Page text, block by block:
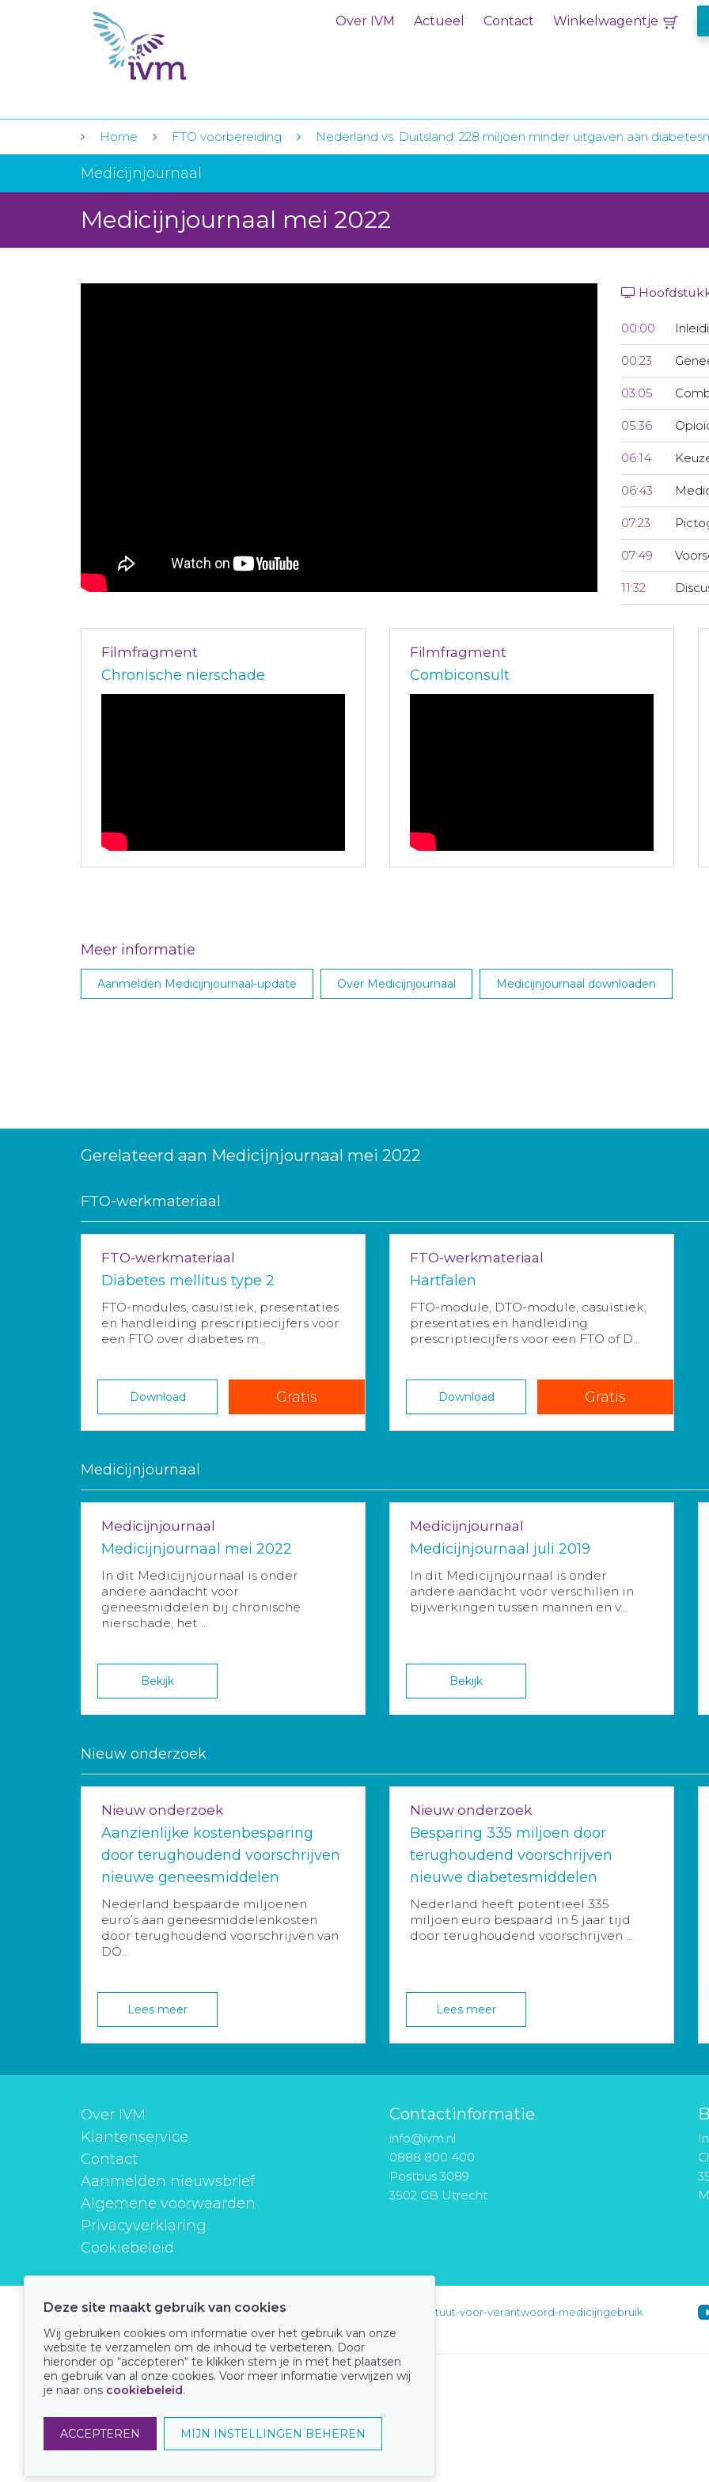
Over IVM Actueel Contact Winkelwagentje
Home FTO voorbereiding Nederland vs. Duitsland: 228 miljoen minder uitgaven aan
Medicijnjournaal
Medicijnjournaal mei 2022
00:00
00:23
03:05
05:36
06:14
06:43
07:23
07:49
11:32
Filmfragment
Chronische nierschade
Filmfragment
Combiconsult
Meer informatie
Aanmelden Medicijnjournaal-update Over Medicijnjournaal Medicijnjournaal downloaden
Gerelateerd aan Medicijnjournaal mei 2022
FTO-werkmateriaal
FTO-werkmateriaal
Diabetes mellitus type 2
FTO-modules, casuïstiek, presentaties
en handleiding prescriptiecijfers voor
een FTO over diabetes m...
Download Gratis
FTO-werkmateriaal
Hartfalen
FTO-module, DTO-module, casuïstiek,
presentaties en handleiding
prescriptiecijfers voor een FTO of D...
Download Gratis
Medicijnjournaal
Medicijnjournaal
Medicijnjournaal mei 2022
In dit Medicijnjournaal is onder
andere aandacht voor
geneesmiddelen bij chronische
nierschade, het ...
Bekijk
Medicijnjournaal
Medicijnjournaal juli 2019
In dit Medicijnjournaal is onder
andere aandacht voor verschillen in
bijwerkingen tussen mannen en v...
Bekijk
Nieuw onderzoek
Nieuw onderzoek
Aanzienlijke kostenbesparing
door terughoudend voorschrijven
nieuwe geneesmiddelen
Nederland bespaarde miljoenen
euro’s aan geneesmiddelenkosten
door terughoudend voorschrijven van
DO...
Lees meer
Nieuw onderzoek
Besparing 335 miljoen door
terughoudend voorschrijven
nieuwe diabetesmiddelen
Nederland heeft potentieel 335
miljoen euro bespaard in 5 jaar tijd
door terughoudend voorschrijven ...
Lees meer
Over IVM
Klantenservice
Contact
Aanmelden nieuwsbrief
Algemene voorwaarden
Privacyverklaring
Cookiebeleid
Contactinformatie
info@ivm.nl
0888 800 400
Postbus 3089
3502 GB Utrecht
instituutverantwoordmedicijngebruik instituut-voor-verantwoord-medicijngebruik
Onze keurmerken
Deze site maakt gebruik van cookies
Wij gebruiken cookies om informatie over het gebruik van onze
website te verzamelen om de inhoud te verbeteren. Door
hieronder op “accepteren“ te klikken stem je in met het plaatsen
en gebruik van al onze cookies. Voor meer informatie verwijzen wij
je naar ons cookiebeleid.
ACCEPTEREN MIJN INSTELLINGEN BEHEREN